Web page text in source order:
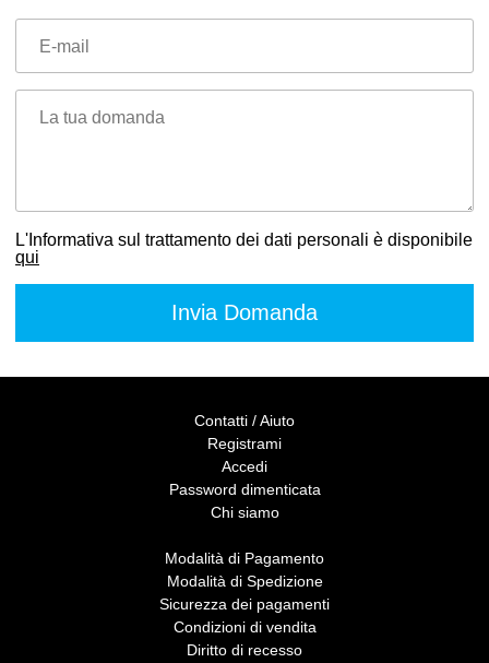
E-mail
La tua domanda
L'Informativa sul trattamento dei dati personali è disponibile
qui
Contatti / Aiuto
Registrami
Accedi
Password dimenticata
Chi siamo
Modalità di Pagamento
Modalità di Spedizione
Sicurezza dei pagamenti
Condizioni di vendita
Diritto di recesso